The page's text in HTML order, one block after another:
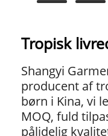
Tropisk
Shangyi
producent af
børn i Kina, vi
MOQ, fuld
pålidelig